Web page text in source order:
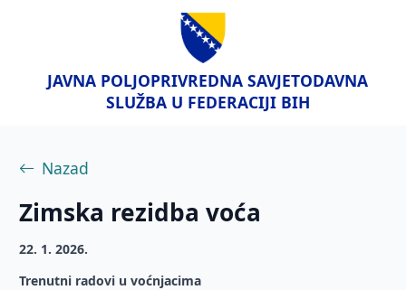
JAVNA POLJOPRIVREDNA SAVJETODAVNA
SLUŽBA U FEDERACIJI BIH
Nazad
Zimska rezidba voća
22. 1. 2026.
Trenutni radovi u voćnjacima